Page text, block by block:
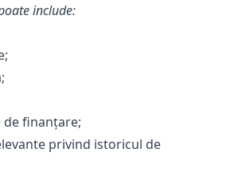
include:
finanțare;
privind istoricul de